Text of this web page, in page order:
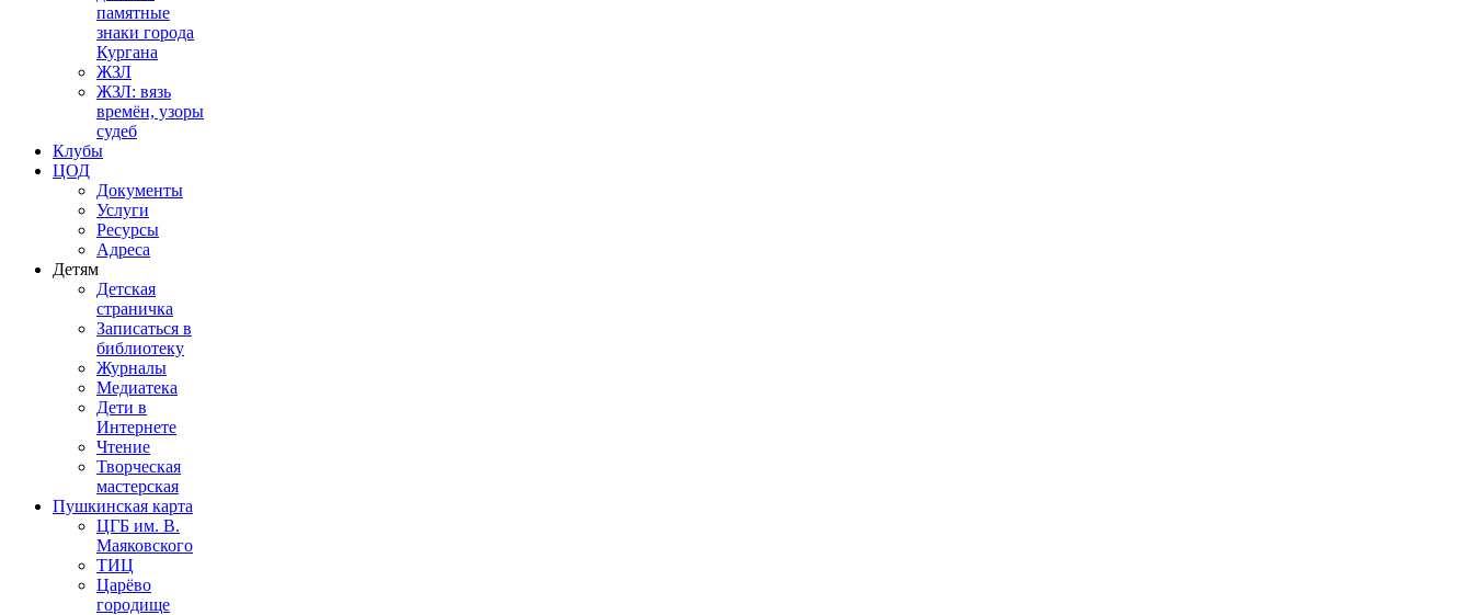
памятные
знаки города
Кургана
ЖЗЛ
ЖЗЛ: вязь
времён, узоры
судеб
Клубы
ЦОД
Документы
Услуги
Ресурсы
Адреса
Детям
Детская
страничка
Записаться в
библиотеку
Журналы
Медиатека
Дети в
Интернете
Чтение
Творческая
мастерская
Пушкинская карта
ЦГБ им. В.
Маяковского
ТИЦ
Царёво
городище